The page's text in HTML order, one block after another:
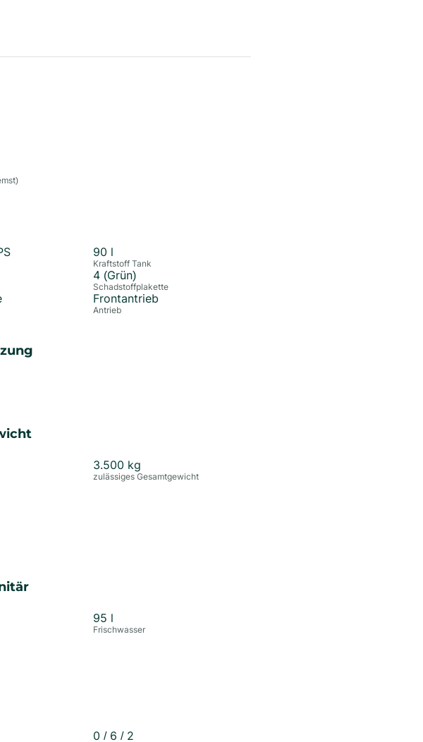
90 l
Kraftstoff Tank
4 (Grün)
Schadstoffplakette
Frontantrieb
Antrieb
3.500 kg
zulässiges Gesamtgewicht
95 l
Frischwasser
0 / 6 / 2